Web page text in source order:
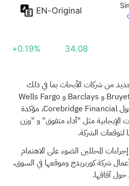
EN-Original
34.08
+0.19%
من شركات الأبحاث بما في ذلك
Keefe و Bruyette & Woods و Barclays و Wells Fargo
بتحديث وجهات نظرها حول Corebridge Financial، مؤكدة
الإيجابية مثل "أداء متفوق" و "وزن
لتوقعات الشركة.
المحللين الضوء على الاهتمام
شركة كوربريدج وموقعها في السوق،
حول آفاقها.